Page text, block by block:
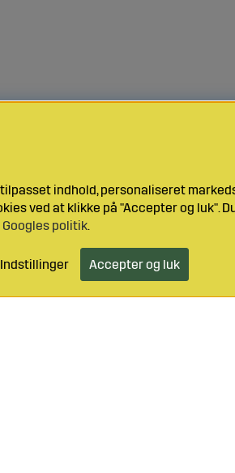
indhold, personaliseret
ved at klikke på "Accepter og luk".
Googles politik.
Indstillinger Accepter og luk